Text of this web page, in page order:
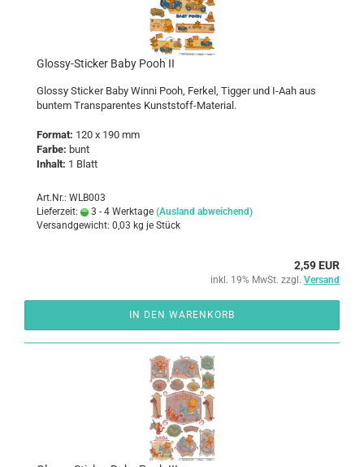
Glossy-​​Sti­cker Baby Pooh II
Glos­sy Sti­cker Baby Winni Pooh, Fer­kel, Tig­ger und I-Aah aus
bun­tem Trans­pa­ren­tes Kunststoff-​Material.
For­mat: 120 x 190 mm
Farbe: bunt
In­halt: 1 Blatt
Art.Nr.: WLB003
Lieferzeit:
3 - 4 Werktage (Ausland abweichend)
Versandgewicht: 0,03 kg je Stück
2,59 EUR
inkl. 19% MwSt. zzgl. Versand
IN DEN WARENKORB